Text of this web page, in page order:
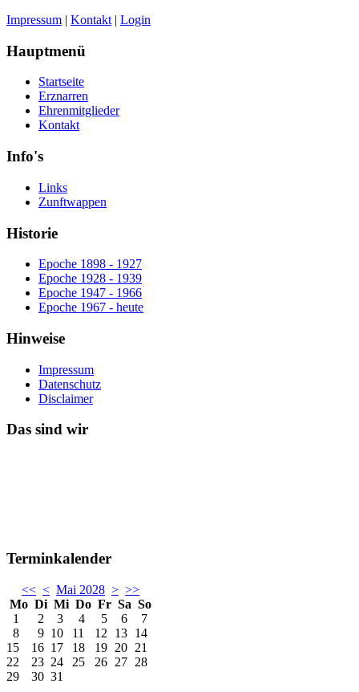
Impressum | Kontakt | Login
Hauptmenü
Startseite
Erznarren
Ehrenmitglieder
Kontakt
Info's
Links
Zunftwappen
Historie
Epoche 1898 - 1927
Epoche 1928 - 1939
Epoche 1947 - 1966
Epoche 1967 - heute
Hinweise
Impressum
Datenschutz
Disclaimer
Das sind wir
Terminkalender
<< < Mai 2028 > >>
Mo Di Mi Do Fr Sa So
1
2 3 4 5 6
7
8
9 10 11 12 13 14
15
16 17 18 19 20 21
22
23 24 25 26 27 28
29
30 31